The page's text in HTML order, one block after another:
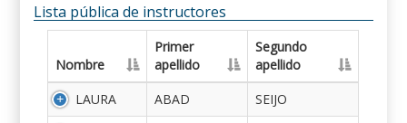
Lista pública de instructores
Nombre
Primer
apellido
Segundo
apellido
LAURA
ABAD
SEIJO